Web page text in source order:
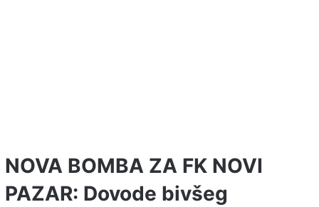
NOVA BOMBA ZA FK NOVI
PAZAR: Dovode bivšeg